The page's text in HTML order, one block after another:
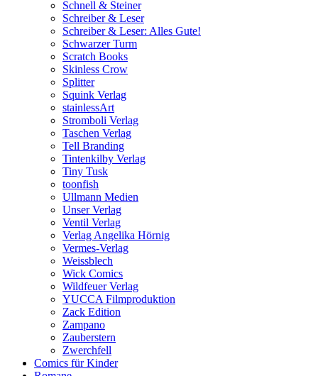
Schnell & Steiner
Schreiber & Leser
Schreiber & Leser: Alles Gute!
Schwarzer Turm
Scratch Books
Skinless Crow
Splitter
Squink Verlag
stainlessArt
Stromboli Verlag
Taschen Verlag
Tell Branding
Tintenkilby Verlag
Tiny Tusk
toonfish
Ullmann Medien
Unser Verlag
Ventil Verlag
Verlag Angelika Hörnig
Vermes-Verlag
Weissblech
Wick Comics
Wildfeuer Verlag
YUCCA Filmproduktion
Zack Edition
Zampano
Zauberstern
Zwerchfell
Comics für Kinder